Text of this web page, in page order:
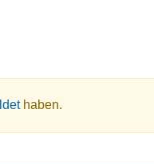
haben.